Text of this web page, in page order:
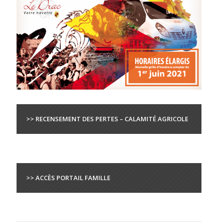
>> RECENSEMENT DES PERTES – CALAMITÉ AGRICOLE
>> ACCÈS PORTAIL FAMILLE